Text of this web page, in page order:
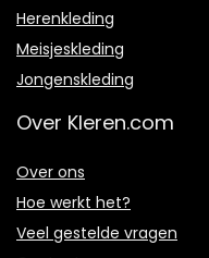
Herenkleding
Meisjeskleding
Jongenskleding
Over Kleren.com
Over ons
Hoe werkt het?
Veel gestelde vragen